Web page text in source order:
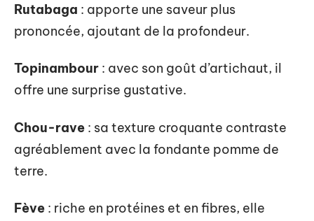
Rutabaga : apporte une saveur plus
prononcée, ajoutant de la profondeur.
Topinambour : avec son goût d’artichaut, il
offre une surprise gustative.
Chou-rave : sa texture croquante contraste
agréablement avec la fondante pomme de
terre.
Fève : riche en protéines et en fibres, elle